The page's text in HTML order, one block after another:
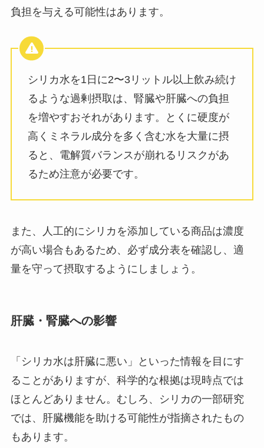
負担を与える可能性はあります。
シリカ水を1日に2〜3リットル以上飲み続け
るような過剰摂取は、腎臓や肝臓への負担
を増やすおそれがあります。とくに硬度が
高くミネラル成分を多く含む水を大量に摂
ると、電解質バランスが崩れるリスクがあ
るため注意が必要です。
また、人工的にシリカを添加している商品は濃度
が高い場合もあるため、必ず成分表を確認し、適
量を守って摂取するようにしましょう。
肝臓・腎臓への影響
「シリカ水は肝臓に悪い」といった情報を目にす
ることがありますが、科学的な根拠は現時点では
ほとんどありません。むしろ、シリカの一部研究
では、肝臓機能を助ける可能性が指摘されたもの
もあります。